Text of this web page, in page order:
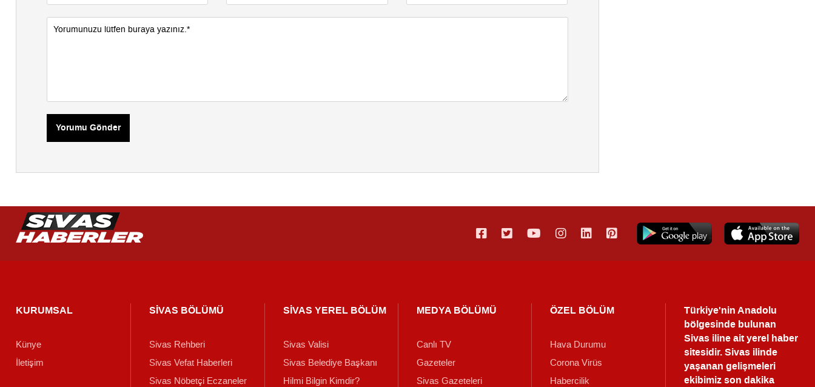
Yorumu Gönder
KURUMSAL
Künye
İletişim
SİVAS BÖLÜMÜ
Sivas Rehberi
Sivas Vefat Haberleri
Sivas Nöbetçi Eczaneler
SİVAS YEREL BÖLÜM
Sivas Valisi
Sivas Belediye Başkanı
Hilmi Bilgin Kimdir?
MEDYA BÖLÜMÜ
Canlı TV
Gazeteler
Sivas Gazeteleri
ÖZEL BÖLÜM
Hava Durumu
Corona Virüs
Habercilik
Türkiye'nin Anadolu
bölgesinde bulunan
Sivas iline ait yerel haber
sitesidir. Sivas ilinde
yaşanan gelişmeleri
ekibimiz son dakika